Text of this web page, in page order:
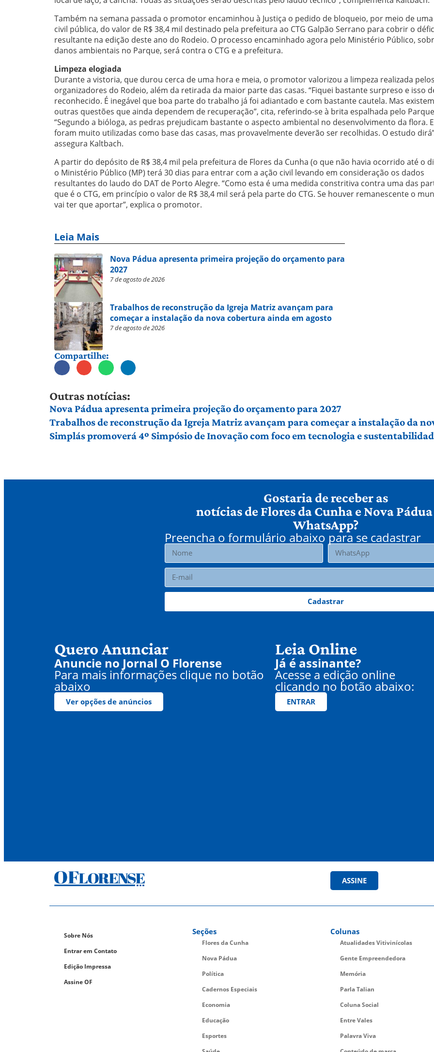
Também na semana passada o promotor encaminhou à Justiça o pedido de bloqueio, por meio de uma
civil pública, do valor de R$ 38,4 mil destinado pela prefeitura ao CTG Galpão Serrano para cobrir o
resultante na edição deste ano do Rodeio. O processo encaminhado agora pelo Ministério Público,
danos ambientais no Parque, será contra o CTG e a prefeitura.
Limpeza elogiada
Durante a vistoria, que durou cerca de uma hora e meia, o promotor valorizou a limpeza realizada pelos
organizadores do Rodeio, além da retirada da maior parte das casas. “Fiquei bastante surpreso e isso
reconhecido. É inegável que boa parte do trabalho já foi adiantado e com bastante cautela. Mas existem
outras questões que ainda dependem de recuperação”, cita, referindo-se à brita espalhada pelo
“Segundo a bióloga, as pedras prejudicam bastante o aspecto ambiental no desenvolvimento da flora.
foram muito utilizadas como base das casas, mas provavelmente deverão ser recolhidas. O estudo
assegura Kaltbach.
A partir do depósito de R$ 38,4 mil pela prefeitura de Flores da Cunha (o que não havia ocorrido até o
o Ministério Público (MP) terá 30 dias para entrar com a ação civil levando em consideração os dados
resultantes do laudo do DAT de Porto Alegre. “Como esta é uma medida constritiva contra uma das
que é o CTG, em princípio o valor de R$ 38,4 mil será pela parte do CTG. Se houver remanescente o
vai ter que aportar”, explica o promotor.
Leia Mais
Nova Pádua apresenta primeira projeção do orçamento para
2027
7 de agosto de 2026
Trabalhos de reconstrução da Igreja Matriz avançam para
começar a instalação da nova cobertura ainda em agosto
7 de agosto de 2026
Compartilhe:
Outras notícias:
Nova Pádua apresenta primeira projeção do orçamento para 2027
Trabalhos de reconstrução da Igreja Matriz avançam para começar a instalação da
Simplás promoverá 4º Simpósio de Inovação com foco em tecnologia e
Gostaria de receber as
notícias de Flores da Cunha e Nova
WhatsApp?
Preencha o formulário abaixo para se cadastrar
Cadastrar
Quero Anunciar
Anuncie no Jornal O Florense
Para mais informações clique no botão
abaixo
Ver opções de anúncios
Leia Online
Já é assinante?
Acesse a edição online
clicando no botão abaixo:
ENTRAR
ASSINE
Sobre Nós
Entrar em Contato
Edição Impressa
Assine OF
Seções
Flores da Cunha
Nova Pádua
Política
Cadernos Especiais
Economia
Educação
Esportes
Colunas
Atualidades Vitivinícolas
Gente Empreendedora
Memória
Parla Talian
Coluna Social
Entre Vales
Palavra Viva